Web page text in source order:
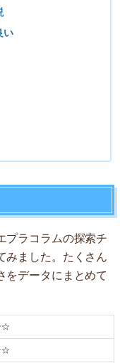
い
プラコラムの探索チ
みました。たくさん
をデータにまとめて